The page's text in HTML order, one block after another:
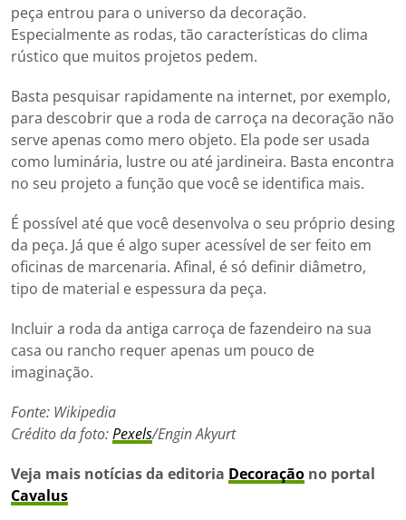
peça entrou para o universo da decoração.
Especialmente as rodas, tão características do clima
rústico que muitos projetos pedem.
Basta pesquisar rapidamente na internet, por exemplo,
para descobrir que a roda de carroça na decoração não
serve apenas como mero objeto. Ela pode ser usada
como luminária, lustre ou até jardineira. Basta encontra
no seu projeto a função que você se identifica mais.
É possível até que você desenvolva o seu próprio desing
da peça. Já que é algo super acessível de ser feito em
oficinas de marcenaria. Afinal, é só definir diâmetro,
tipo de material e espessura da peça.
Incluir a roda da antiga carroça de fazendeiro na sua
casa ou rancho requer apenas um pouco de
imaginação.
Fonte: Wikipedia
Crédito da foto:Pexels/Engin Akyurt
Veja mais notícias da editoria Decoração no portal
Cavalus